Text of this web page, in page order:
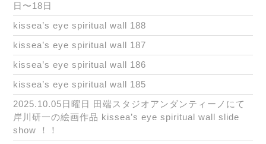
日〜18日
kissea’s eye spiritual wall 188
kissea’s eye spiritual wall 187
kissea’s eye spiritual wall 186
kissea’s eye spiritual wall 185
2025.10.05日曜日 田端スタジオアンダンティーノにて
岸川研一の絵画作品 kissea’s eye spiritual wall slide
show ！！